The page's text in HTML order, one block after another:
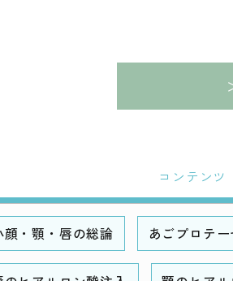
コンテンツ
顔・顎・唇の総論 あごプロテー